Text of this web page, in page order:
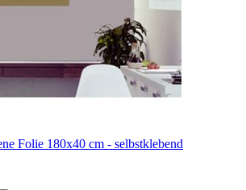
Folie 180x40 cm - selbstklebend